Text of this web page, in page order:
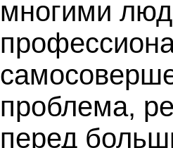
многими
проблема,
перед